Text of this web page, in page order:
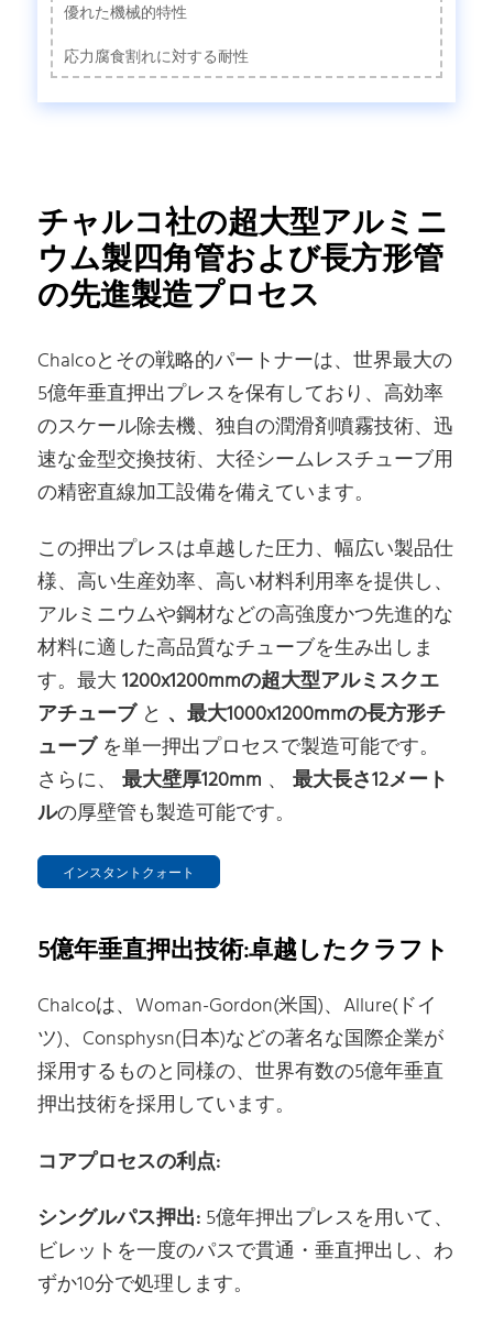
優れた機械的特性
応力腐食割れに対する耐性
チャルコ社の超大型アルミニ
ウム製四角管および長方形管
の先進製造プロセス
Chalcoとその戦略的パートナーは、世界最大の
5億年垂直押出プレスを保有しており、高効率
のスケール除去機、独自の潤滑剤噴霧技術、迅
速な金型交換技術、大径シームレスチューブ用
の精密直線加工設備を備えています。
この押出プレスは卓越した圧力、幅広い製品仕
様、高い生産効率、高い材料利用率を提供し、
アルミニウムや鋼材などの高強度かつ先進的な
材料に適した高品質なチューブを生み出しま
す。最大 1200x1200mmの超大型アルミスクエ
アチューブと 、最大1000x1200mmの長方形チ
ューブを単一押出プロセスで製造可能です。
さらに、最大壁厚120mm 、最大長さ12メート
ルの厚壁管も製造可能です。
インスタントクォート
5億年垂直押出技術:卓越したクラフト
Chalcoは、Woman-Gordon(米国)、Allure(ドイ
ツ)、Consphysn(日本)などの著名な国際企業が
採用するものと同様の、世界有数の5億年垂直
押出技術を採用しています。
コアプロセスの利点:
シングルパス押出: 5億年押出プレスを用いて、
ビレットを一度のパスで貫通・垂直押出し、わ
ずか10分で処理します。